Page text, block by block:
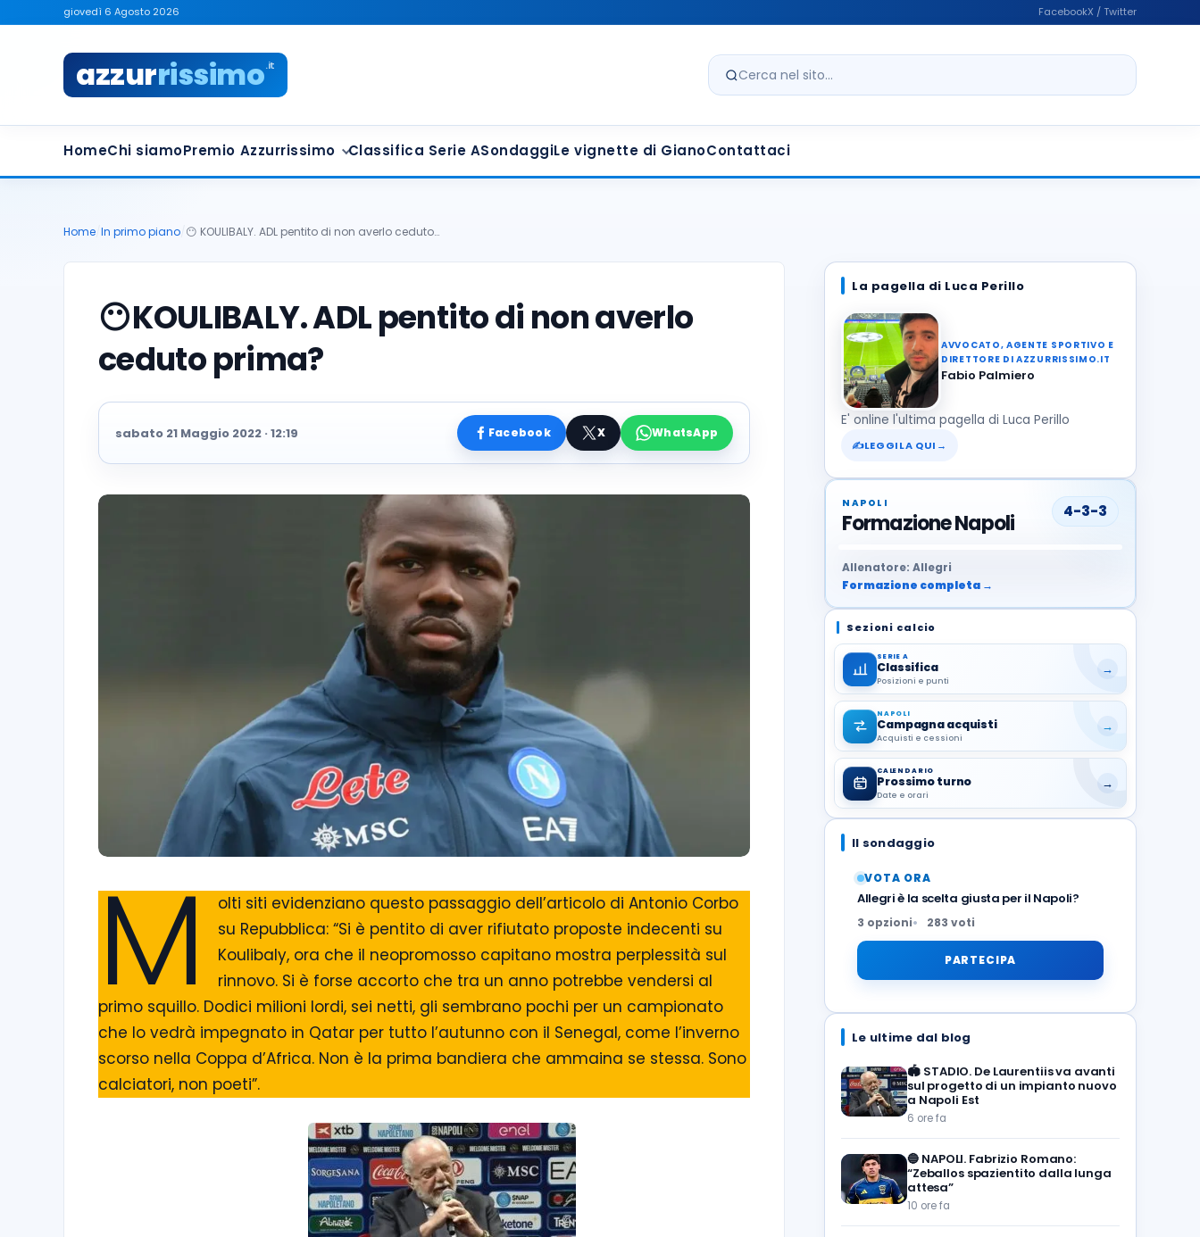
giovedì 6 Agosto 2026 FacebookX / Twitter
azzurrissimo.it
Cerca nel sito
HomeChi siamoPremio Azzurrissimo Classifica Serie ASondaggiLe vignette di GianoContattaci
Home In primo piano 😶 KOULIBALY. ADL pentito di non averlo ceduto…
😶KOULIBALY. ADL pentito di non averlo
ceduto prima?
sabato 21 Maggio 2022 · 12:19 Facebook X WhatsApp
M
olti siti evidenziano questo passaggio dell’articolo di Antonio Corbo
su Repubblica: “Si è pentito di aver rifiutato proposte indecenti su
Koulibaly, ora che il neopromosso capitano mostra perplessità sul
rinnovo. Si è forse accorto che tra un anno potrebbe vendersi al
primo squillo. Dodici milioni lordi, sei netti, gli sembrano pochi per un campionato
che lo vedrà impegnato in Qatar per tutto l’autunno con il Senegal, come l’inverno
scorso nella Coppa d’Africa. Non è la prima bandiera che ammaina se stessa. Sono
calciatori, non poeti”.
La pagella di Luca Perillo
AVVOCATO, AGENTE SPORTIVO E
DIRETTORE DI AZZURRISSIMO.IT
Fabio Palmiero
E' online l'ultima pagella di Luca Perillo
✍LEGGILA QUI →
NAPOLI
Formazione Napoli 4-3-3
Allenatore: Allegri
Formazione completa →
Sezioni calcio
SERIE A
Classifica
Posizioni e punti
→
NAPOLI
Campagna acquisti
Acquisti e cessioni
→
CALENDARIO
Prossimo turno
Date e orari
→
Il sondaggio
VOTA ORA
Allegri è la scelta giusta per il Napoli?
3 opzioni 283 voti
PARTECIPA
Le ultime dal blog
🏟️ STADIO. De Laurentiis va avanti
sul progetto di un impianto nuovo
a Napoli Est
6 ore fa
🔵 NAPOLI. Fabrizio Romano:
“Zeballos spazientito dalla lunga
attesa”
10 ore fa